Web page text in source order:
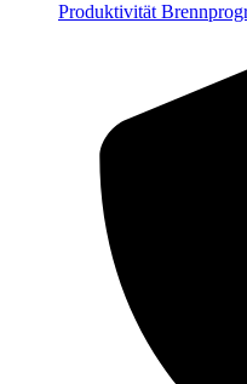
Produktivität